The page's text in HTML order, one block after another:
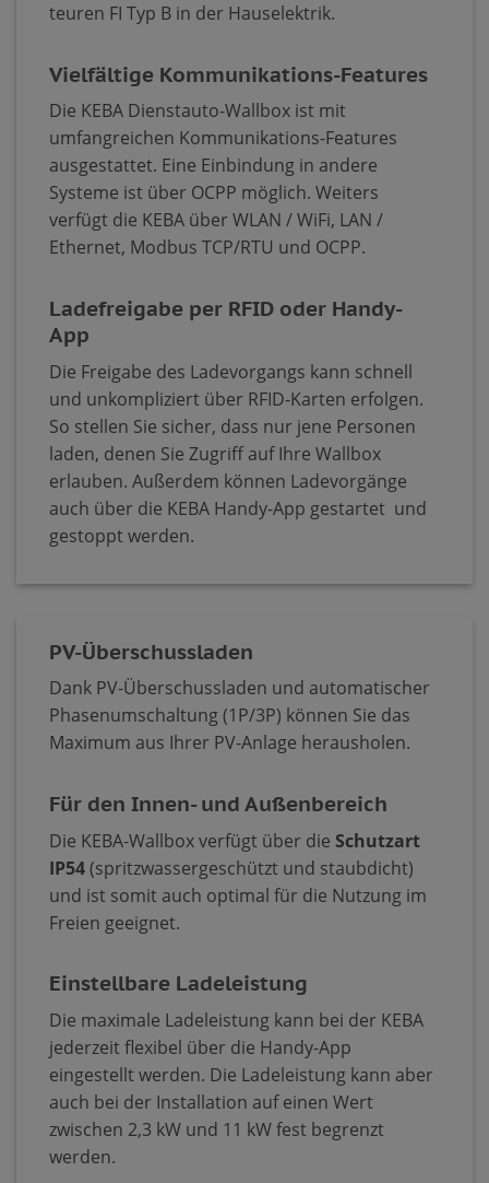
teuren FI Typ B in der Hauselektrik.
Vielfältige Kommunikations-Features
Die KEBA Dienstauto-Wallbox ist mit
umfangreichen Kommunikations-Features
ausgestattet. Eine Einbindung in andere
Systeme ist über OCPP möglich. Weiters
verfügt die KEBA über WLAN / WiFi, LAN /
Ethernet, Modbus TCP/RTU und OCPP.
Ladefreigabe per RFID oder Handy-
App
Die Freigabe des Ladevorgangs kann schnell
und unkompliziert über RFID-Karten erfolgen.
So stellen Sie sicher, dass nur jene Personen
laden, denen Sie Zugriff auf Ihre Wallbox
erlauben. Außerdem können Ladevorgänge
auch über die KEBA Handy-App gestartet und
gestoppt werden.
PV-Überschussladen
Dank PV-Überschussladen und automatischer
Phasenumschaltung (1P/3P) können Sie das
Maximum aus Ihrer PV-Anlage herausholen.
Für den Innen- und Außenbereich
Die KEBA-Wallbox verfügt über die Schutzart
IP54(spritzwassergeschützt und staubdicht)
und ist somit auch optimal für die Nutzung im
Freien geeignet.
Einstellbare Ladeleistung
Die maximale Ladeleistung kann bei der KEBA
jederzeit flexibel über die Handy-App
eingestellt werden. Die Ladeleistung kann aber
auch bei der Installation auf einen Wert
zwischen 2,3 kW und 11 kW fest begrenzt
werden.